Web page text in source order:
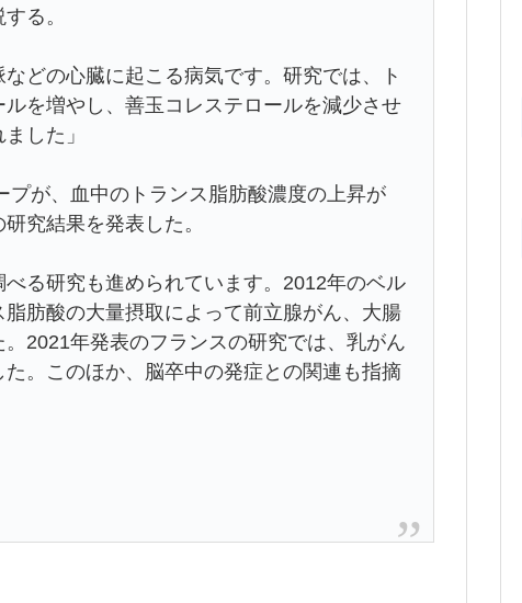
る。
どの心臓に起こる病気です。研究では、ト
を増やし、善玉コレステロールを減少させ
した」
が、血中のトランス脂肪酸濃度の上昇が
究結果を発表した。
る研究も進められています。2012年のベル
肪酸の大量摂取によって前立腺がん、大腸
2021年発表のフランスの研究では、乳がん
。このほか、脳卒中の発症との関連も指摘